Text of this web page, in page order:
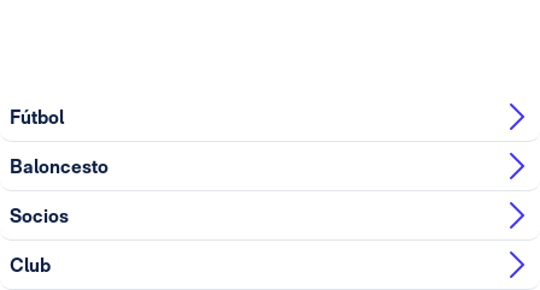
Fútbol
Baloncesto
Socios
Club